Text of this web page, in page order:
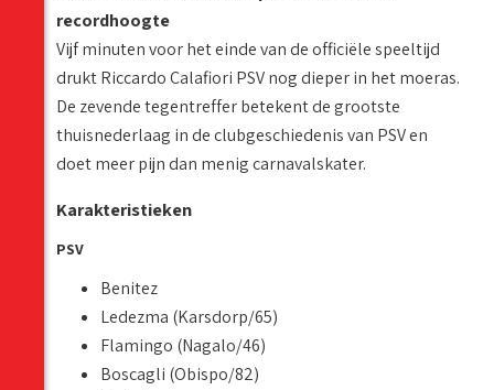
recordhoogte
Vijf minuten voor het einde van de officiële speeltijd
drukt Riccardo Calafiori PSV nog dieper in het moeras.
De zevende tegentreffer betekent de grootste
thuisnederlaag in de clubgeschiedenis van PSV en
doet meer pijn dan menig carnavalskater.
Karakteristieken
PSV
Benitez
Ledezma (Karsdorp/65)
Flamingo (Nagalo/46)
Boscagli (Obispo/82)